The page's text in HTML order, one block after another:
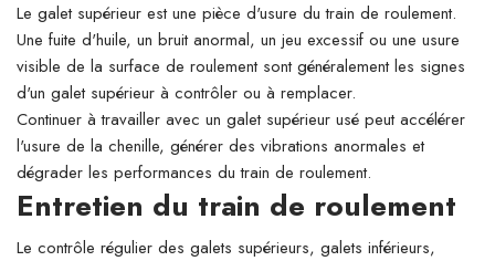
Le galet supérieur est une pièce d'usure du train de roulement.
Une fuite d'huile, un bruit anormal, un jeu excessif ou une usure
visible de la surface de roulement sont généralement les signes
d'un galet supérieur à contrôler ou à remplacer.
Continuer à travailler avec un galet supérieur usé peut accélérer
l'usure de la chenille, générer des vibrations anormales et
dégrader les performances du train de roulement.
Entretien du train de roulement
Le contrôle régulier des galets supérieurs, galets inférieurs,